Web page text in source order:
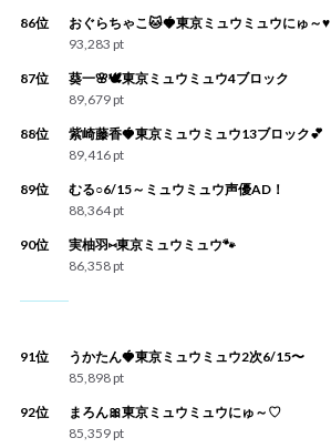
86位
おぐらちゃこ🐱🍓東京ミュウミュウにゅ～♥
93,283 pt
87位
葵一🌸🕊東京ミュウミュウ4ブロック
89,679 pt
88位
紫崎藤香🍓東京ミュウミュウ13ブロック💕
89,416 pt
89位
むる○6/15～ミュウミュウ声優AD！
88,364 pt
90位
実柚羽⑅東京ミュウミュウ🐾
86,358 pt
91位
うかたん🍓東京ミュウミュウ2次6/15〜
85,898 pt
92位
まろん🎀東京ミュウミュウにゅ～♡
85,359 pt